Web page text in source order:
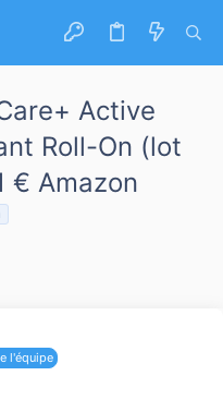
Active
Roll-On (lot
€ Amazon
l'équipe